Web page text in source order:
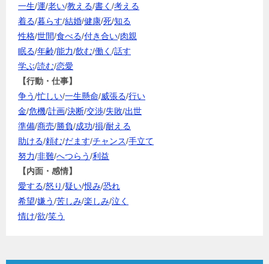
一生/運/老い/教える/書く /考える
着る/暮らす/結婚/健康/死/知る
性格/世間/食べる/付き合い/肉親
眠る/年齢/能力/飲む/働く /話す
学ぶ/読む/恋愛
【行動・仕事】
争う/忙しい/一生懸命/威張る/行い
金/危機/計画/決断/交渉/失敗/出世
準備/商売/勝負/成功/損/耐える
助ける/頼む/だます/チャンス/手立て
努力/非難/へつらう/利益
【内面・感情】
愛する/怒り/疑い/恨み/恐れ
希望/嫌う/苦しみ/楽しみ/泣く
情け/欲/笑う